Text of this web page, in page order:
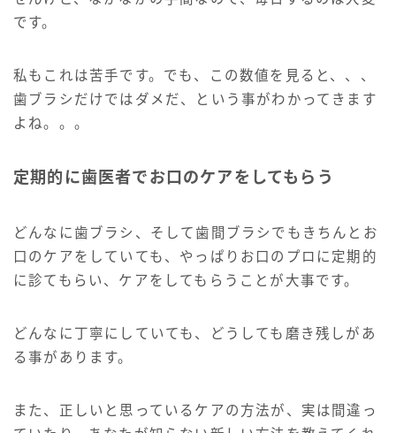
です。
私もこれは苦手です。でも、この数値を見ると、、、
歯ブラシだけではダメだ、という事がわかってきます
よね。。。
定期的に歯医者でお口のケアをしてもらう
どんなに歯ブラシ、そして歯間ブラシでもきちんとお
口のケアをしていても、やっぱりお口のプロに定期的
に診てもらい、ケアをしてもらうことが大事です。
どんなに丁寧にしていても、どうしても磨き残しがあ
る事があります。
また、正しいと思っているケアの方法が、実は間違っ